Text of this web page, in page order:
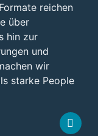
reichen
über
hin zur
und
wir
starke People